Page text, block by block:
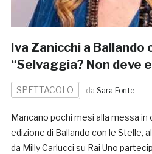
Iva Zanicchi a Ballando
“Selvaggia? Non deve
SPETTACOLO da Sara Fonte
Mancano pochi mesi alla messa
edizione di Ballando con le Stelle,
da Milly Carlucci su Rai Uno